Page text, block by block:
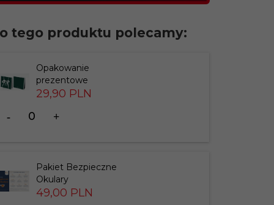
tego produktu polecamy:
Opakowanie
prezentowe
29,90 PLN
dla
Pakiet Bezpieczne
Okulary
49,00 PLN